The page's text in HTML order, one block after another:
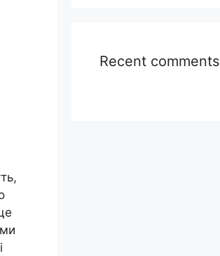
Recent comments